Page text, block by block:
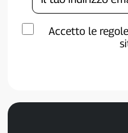
Accetto le